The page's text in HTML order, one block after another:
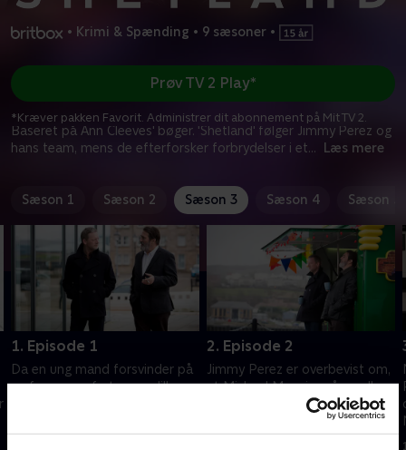
• Krimi & Spænding • 9 sæsoner •
Baseret på Ann Cleeves' bøger. 'Shetland' følger Jimmy Perez og
hans team, mens de efterforsker forbrydelser i et... Læs mere
Prøv TV 2 Play*
*Kræver pakken Favorit. Administrer dit abonnement på Mit TV 2.
Sæson 1 Sæson 2 Sæson 3 Sæson 4 Sæson 5
1. Episode 1
Da en ung mand forsvinder på
en færgeoverfart, og en lille
gang med at efterforske.
2. Episode 2
Jimmy Perez er overbevist om,
at Michael Maguire på en eller
anden måde er indblandet i
Robbie Mortons død.